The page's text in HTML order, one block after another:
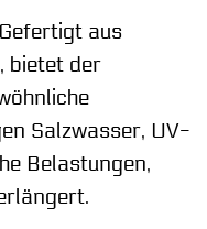
aus
bietet der
Salzwasser, UV-
Belastungen,